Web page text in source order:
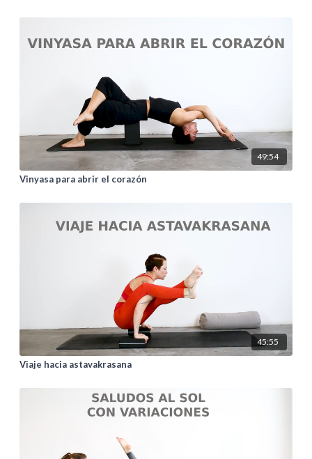
49:54
Vinyasa para abrir el corazón
45:55
Viaje hacia astavakrasana